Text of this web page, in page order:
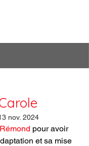
nov. 2024
pour avoir
et sa mise